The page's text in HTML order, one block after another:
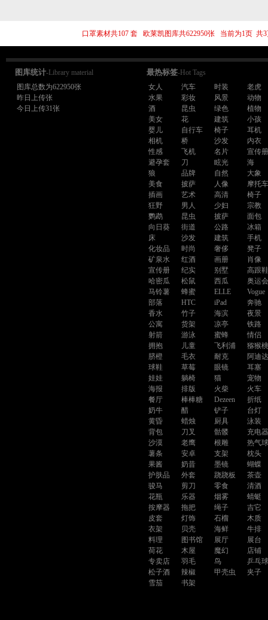
口罩素材共107 套 欧莱凯图库共622950张 当前为1页
图库统计-Library material
图库总数为622950张
昨日上传张
今日上传31张
最热标签-Hot Tags
女人
汽车 时装
老虎
水果
彩妆 风景
动物
酒
昆虫 绿色
植物
美女
花 建筑
小孩
婴儿
自行车 椅子
耳机
相机
桥 沙发
内衣
性感
飞机 名片
宣传册
避孕套
刀 眩光
海
狼
品牌 自然
大象
美食
披萨 人像
摩托车
插画
艺术 高清
椅子
狂野
男人 少妇
宗教
鹦鹉
昆虫 披萨
面包
向日葵
街道 公路
冰箱
床
沙发 建筑
手机
化妆品
时尚 奢侈
凳子
矿泉水
红酒 画册
肖像
宣传册
纪实 别墅
高跟鞋
哈密瓜
松鼠 西瓜
奥运会
马铃薯
蜂蜜 ELLE
Vogue
部落
HTC iPad
奔驰
香水
竹子 海滨
夜景
公寓
货架 凉亭
铁路
射箭
游泳 蜜蜂
情侣
拥抱
儿童 飞利浦
猕猴桃
脐橙
毛衣 耐克
阿迪
球鞋
草莓 眼镜
耳塞
娃娃
躺椅 猫
宠物
海报
排版 火柴
火车
餐厅
棒棒糖 Dezeen
折纸
奶牛
醋 铲子
台灯
黄昏
蜡烛 厨具
泳装
背包
刀叉 骷髅
充电器
沙漠
老鹰 根雕
热气球
薯条
安卓 支架
枕头
果酱
奶昔 墨镜
蝴蝶
护肤品
外套 跷跷板
茶壶
骏马
剪刀 零食
清酒
花瓶
乐器 烟雾
蜻蜓
按摩器
拖把 绳子
吉它
皮套
灯饰 石榴
木质
衣架
贝壳 海鲜
牛排
料理
图书馆 展厅
展台
荷花
木屋 魔幻
店铺
专卖店
羽毛 鸟
乒乓球
松子酒
辣椒 甲壳虫
夹子
雪茄
书架